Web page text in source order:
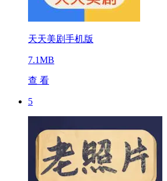
天天美剧手机版
7.1MB
查 看
5